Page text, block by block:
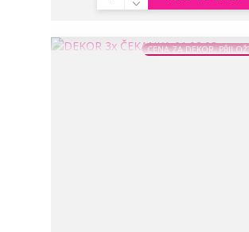
CENA ZA DEKOR,